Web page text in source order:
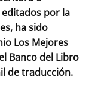
editados por la
ha sido
Los Mejores
Banco del Libro
de traducción.